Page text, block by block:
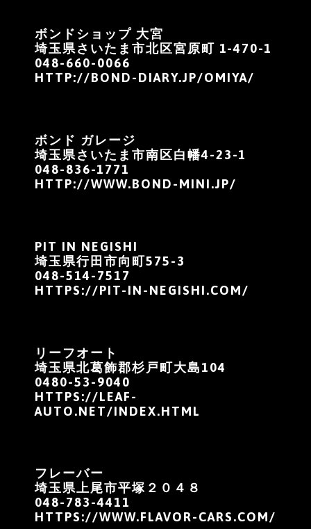
ボンドショップ 大宮
埼玉県さいたま市北区宮原町 1-470-1
048-660-0066
HTTP://BOND-DIARY.JP/OMIYA/
ボンド ガレージ
埼玉県さいたま市南区白幡4-23-1
048-836-1771
HTTP://WWW.BOND-MINI.JP/
PIT IN NEGISHI
埼玉県行田市向町575-3
048-514-7517
HTTPS://PIT-IN-NEGISHI.COM/
リーフオート
埼玉県北葛飾郡杉戸町大島104
0480-53-9040
HTTPS://LEAF-
AUTO.NET/INDEX.HTML
フレーバー
埼玉県上尾市平塚２０４８
048-783-4411
HTTPS://WWW.FLAVOR-CARS.COM/